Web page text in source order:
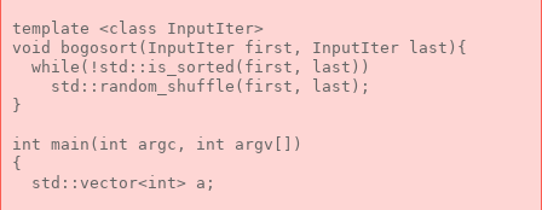
template <class InputIter>
void bogosort(InputIter first, InputIter last){
  while(!std::is_sorted(first, last))
    std::random_shuffle(first, last);
}
int main(int argc, int argv[])
{
  std::vector<int> a;